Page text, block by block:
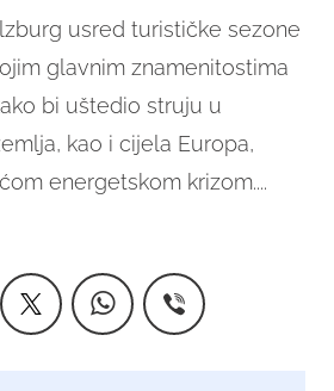
usred turističke sezone
glavnim znamenitostima
bi uštedio struju u
kao i cijela Europa,
energetskom krizom....